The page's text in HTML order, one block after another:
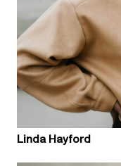
Linda Hayford